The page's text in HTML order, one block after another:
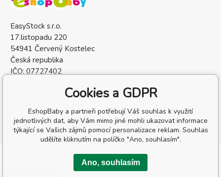
EasyStock s.r.o.
17.listopadu 220
54941 Červený Kostelec
Česká republika
IČO: 07727402
Copyright © 2026 EasyStock s.r.o.
Všechna práva vyhrazena.
Cookies a GDPR
EshopBaby a partneři potřebují Váš souhlas k využití
jednotlivých dat, aby Vám mimo jiné mohli ukazovat informace
týkající se Vašich zájmů pomocí personalizace reklam. Souhlas
udělíte kliknutím na políčko "Ano, souhlasím".
Ano, souhlasím